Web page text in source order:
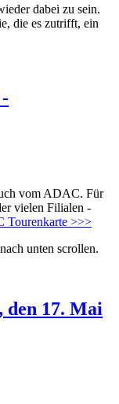
dabei zu sein.
die es zutrifft, ein
vom ADAC. Für
vielen Filialen -
Tourenkarte >>>
unten scrollen.
den 17. Mai